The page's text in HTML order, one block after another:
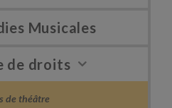
Musicales
de droits
de théâtre